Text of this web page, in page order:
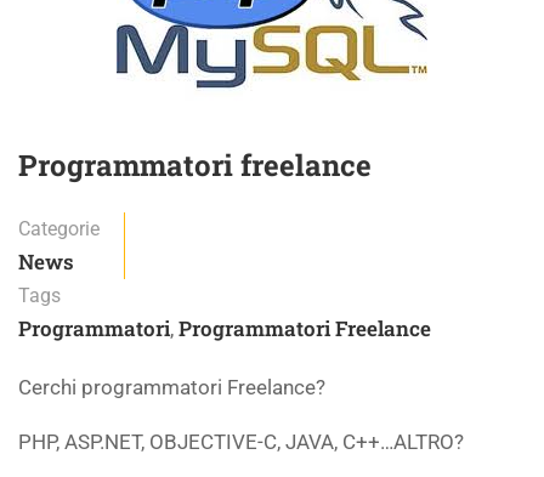
Programmatori freelance
Categorie
News
Tags
Programmatori, Programmatori Freelance
Cerchi programmatori Freelance?
PHP, ASP.NET, OBJECTIVE-C, JAVA, C++…ALTRO?